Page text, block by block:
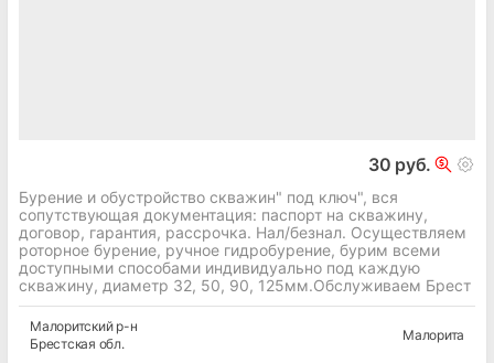
30 руб.
Бурение и обустройство скважин" под ключ", вся
сопутствующая документация: паспорт на скважину,
договор, гарантия, рассрочка. Нал/безнал. Осуществляем
роторное бурение, ручное гидробурение, бурим всеми
доступными способами индивидуально под каждую
скважину, диаметр 32, 50, 90, 125мм.Обслуживаем Брест
Малоритскийр-н
Брестская обл.
Малорита